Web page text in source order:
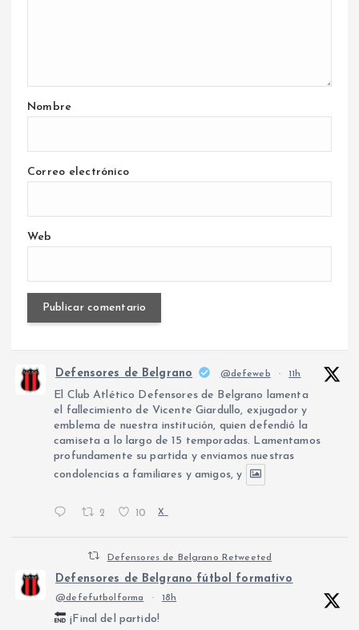
Nombre
Correo electrónico
Web
Defensores de Belgrano @defeweb · 11h
El Club Atlético Defensores de Belgrano lamenta
el fallecimiento de Vicente Giardullo, exjugador y
emblema de nuestra institución, quien defendió la
camiseta a lo largo de 15 temporadas. Lamentamos
profundamente su partida y enviamos nuestras
condolencias a familiares y amigos, y
2 10 X
Defensores de Belgrano Retweeted
Defensores de Belgrano fútbol formativo
@defefutbolforma · 18h
¡Final del partido!